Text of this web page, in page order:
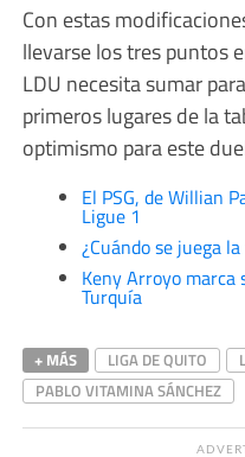
Con estas
llevarse los tres puntos
LDU necesita sumar
primeros lugares de la
optimismo para este
El PSG, de Willian
Ligue 1
¿Cuándo se juega
Keny Arroyo marca
Turquía
+ MÁS LIGA DE QUITO
PABLO VITAMINA SÁNCHEZ